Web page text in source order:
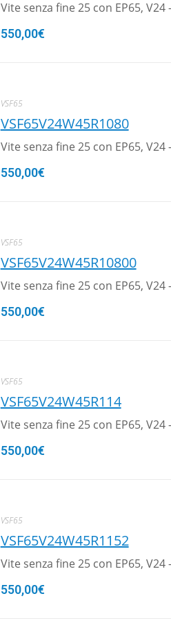
Vite senza fine 25 con EP65, V24
550,00€
VSF65
VSF65V24W45R1080
Vite senza fine 25 con EP65, V24
550,00€
VSF65
VSF65V24W45R10800
Vite senza fine 25 con EP65, V24
550,00€
VSF65
VSF65V24W45R114
Vite senza fine 25 con EP65, V24
550,00€
VSF65
VSF65V24W45R1152
Vite senza fine 25 con EP65, V24
550,00€